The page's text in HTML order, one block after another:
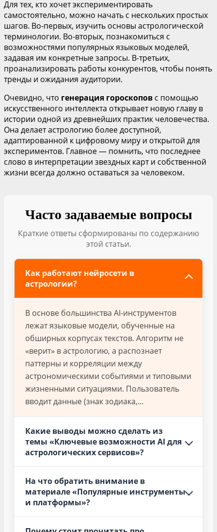
Для тех, кто хочет экспериментировать
самостоятельно, можно начать с нескольких простых
шагов. Во-первых, изучить основы астрологической
терминологии. Во-вторых, познакомиться с
возможностями популярных языковых моделей,
задавая им конкретные запросы. В-третьих,
проанализировать работы конкурентов, чтобы понять
тренды и ожидания аудитории.
Очевидно, что генерация гороскопов с помощью
искусственного интеллекта открывает новую главу в
истории одной из древнейших практик человечества.
Она делает астрологию более доступной,
адаптированной к цифровому миру и открытой для
экспериментов. Главное — помнить, что последнее
слово в интерпретации звездных карт и собственной
жизни всегда должно оставаться за человеком.
Часто задаваемые вопросы
Краткие ответы сформированы по содержанию
этой статьи.
Как работают нейросети в
астрологии?
В основе большинства AI-инструментов
лежат языковые модели, обученные на
обширных корпусах текстов. Алгоритм не
«верит» в астрологию, а распознает
паттерны и корреляции между
астрономическими событиями и типовыми
жизненными ситуациями. Пользователь
вводит данные (знак зодиака,...
Какие выводы можно сделать из
темы «Ключевые возможности AI для
астрологических сервисов»?
На что обратить внимание в
материале «Популярные инструменты
и платформы»?